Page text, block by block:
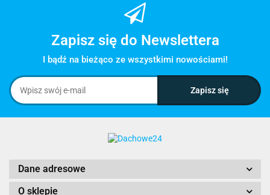
Zapisz się do Newslettera
I bądź na bieżąco ze wszystkimi nowościami!
Dane adresowe
O sklepie